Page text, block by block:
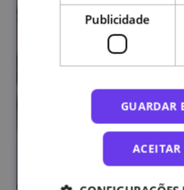
Publicidade
GUARDAR
ACEITAR